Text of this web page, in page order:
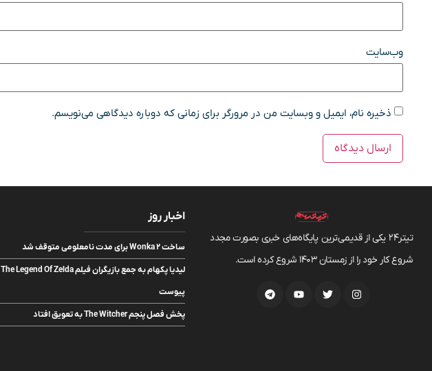
وب‌سایت
ذخیره نام، ایمیل و وبسایت من در مرورگر برای زمانی که دوباره دیدگاهی می‌نویسم.
تیتر24 یکی از قدیمی‌ترین پایگاه‌های خبری بصورت مجدد
شروع کار خود را از زمستان 1403 شروع کرده است.
اخبار روز
ساخت Wonka 2 برای مدت نامعلومی متوقف شد
لیدیا پکهام به جمع بازیگران فیلم The Legend Of Zelda
پیوست
پخش فصل پنجم The Witcher به تعویق افتاد